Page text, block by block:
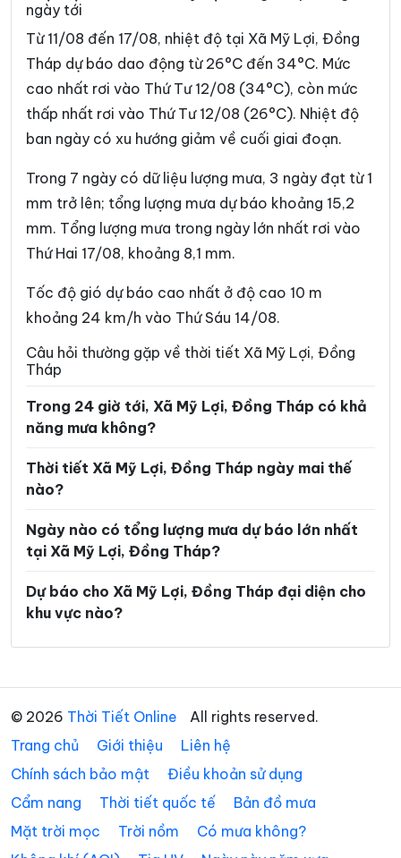
Xã Bình Phú
Xã Cái Bè Xã Châu Thành
Xã Chợ Gạo Xã Đốc Binh Kiều
Xã Đồng Sơn Xã Gia Thuận
Xã Hiệp Đức Xã Hòa Long
Xã Hội Cư Xã Hưng Thạnh
Xã Kim Sơn
Xã Lấp Vò Xã Long Bình
Xã Long Phú Thuận
Xã Lương Hòa Lạc Xã Mỹ An Hưng
Xã Mỹ Đức Tây
Xã Mỹ Quí Xã Mỹ Thành
Xã Mỹ Thiện Xã Mỹ Thọ
Xã Mỹ Tịnh An Xã Ngũ Hiệp
Xã Phú Cường
Xã Phú Thành Xã Phú Thọ
Xã Phương Thịnh Xã Tân Điền
Xã Tân Đông Xã Tân Dương
Xã Tân Hộ Cơ Xã Tân Hòa
Xã Tân Khánh Trung Xã Tân Long
ngày tới
Từ 11/08 đến 17/08, nhiệt độ tại Xã Mỹ Lợi, Đồng
Tháp dự báo dao động từ 26°C đến 34°C. Mức
cao nhất rơi vào Thứ Tư 12/08 (34°C), còn mức
thấp nhất rơi vào Thứ Tư 12/08 (26°C). Nhiệt độ
ban ngày có xu hướng giảm về cuối giai đoạn.
Trong 7 ngày có dữ liệu lượng mưa, 3 ngày đạt từ 1
mm trở lên; tổng lượng mưa dự báo khoảng 15,2
mm. Tổng lượng mưa trong ngày lớn nhất rơi vào
Thứ Hai 17/08, khoảng 8,1 mm.
Tốc độ gió dự báo cao nhất ở độ cao 10 m
khoảng 24 km/h vào Thứ Sáu 14/08.
Câu hỏi thường gặp về thời tiết Xã Mỹ Lợi, Đồng
Tháp
Trong 24 giờ tới, Xã Mỹ Lợi, Đồng Tháp có khả
năng mưa không?
Thời tiết Xã Mỹ Lợi, Đồng Tháp ngày mai thế
nào?
Ngày nào có tổng lượng mưa dự báo lớn nhất
tại Xã Mỹ Lợi, Đồng Tháp?
Dự báo cho Xã Mỹ Lợi, Đồng Tháp đại diện cho
khu vực nào?
© 2026 Thời Tiết Online
All rights reserved.
Trang chủ
Giới thiệu
Liên hệ
Chính sách bảo mật
Điều khoản sử dụng
Cẩm nang
Thời tiết quốc tế
Bản đồ mưa
Mặt trời mọc
Trời nồm
Có mưa không?